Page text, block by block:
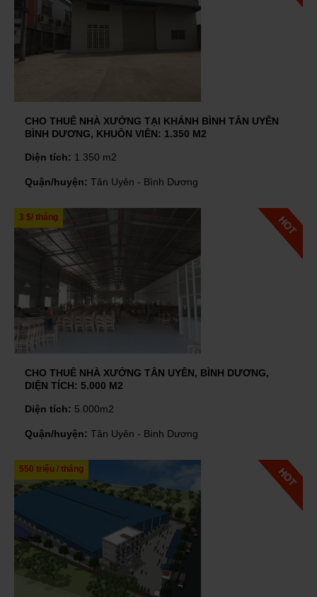
CHO THUÊ NHÀ XƯỞNG TẠI KHÁNH BÌNH TÂN UYÊN
BÌNH DƯƠNG, KHUÔN VIÊN: 1.350 M2
Diện tích: 1.350 m2
Quận/huyện: Tân Uyên - Bình Dương
3 $/ tháng
CHO THUÊ NHÀ XƯỞNG TÂN UYÊN, BÌNH DƯƠNG,
DIỆN TÍCH: 5.000 M2
Diện tích: 5.000m2
Quận/huyện: Tân Uyên - Bình Dương
550 triệu / tháng